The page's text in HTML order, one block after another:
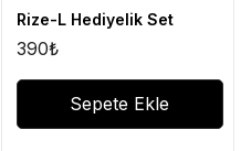
Rize-L Hediyelik Set
390₺
Sepete Ekle